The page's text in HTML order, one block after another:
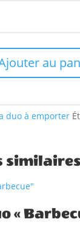
au
duo à emporter
similaires
«